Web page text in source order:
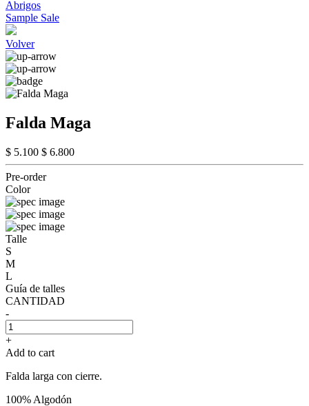
Abrigos
Sample Sale
Volver
Falda Maga
$ 5.100 $ 6.800
Pre-order
Color
Talle
S
M
L
Guía de talles
CANTIDAD
-
+
Add to cart
Falda larga con cierre.
100% Algodón